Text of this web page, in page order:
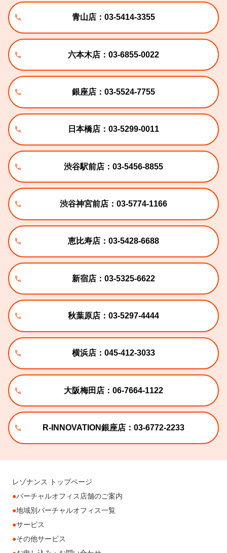
青山店：03-5414-3355
六本木店：03-6855-0022
銀座店：03-5524-7755
日本橋店：03-5299-0011
渋谷駅前店：03-5456-8855
渋谷神宮前店：03-5774-1166
恵比寿店：03-5428-6688
新宿店：03-5325-6622
秋葉原店：03-5297-4444
横浜店：045-412-3033
大阪梅田店：06-7664-1122
R-INNOVATION銀座店：03-6772-2233
レゾナンス トップページ
バーチャルオフィス店舗のご案内
地域別バーチャルオフィス一覧
サービス
その他サービス